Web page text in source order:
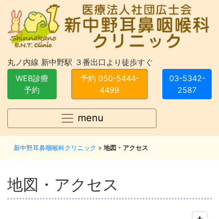
丸ノ内線 新中野駅 ３番出口より徒歩すぐ
WEB診療
予約
予約 050-5444-
4499
03-5342-
2587
menu
新中野耳鼻咽喉科クリニック » 地図・アクセス
地図・アクセス